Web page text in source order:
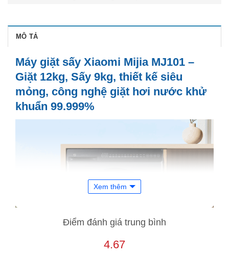
MÔ TẢ
Máy giặt sấy Xiaomi Mijia MJ101 –
Giặt 12kg, Sấy 9kg, thiết kế siêu
mỏng, công nghệ giặt hơi nước khử
khuẩn 99.999%
Xem thêm
Điểm đánh giá trung bình
4.67